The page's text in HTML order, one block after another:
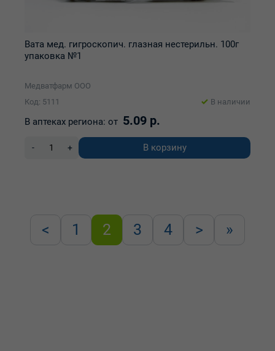
Вата мед. гигроскопич. глазная нестерильн. 100г
упаковка №1
Медватфарм ООО
Код: 5111
В наличии
В аптеках региона: от 5.09 р.
- + В корзину
< 1 2 3 4 > »